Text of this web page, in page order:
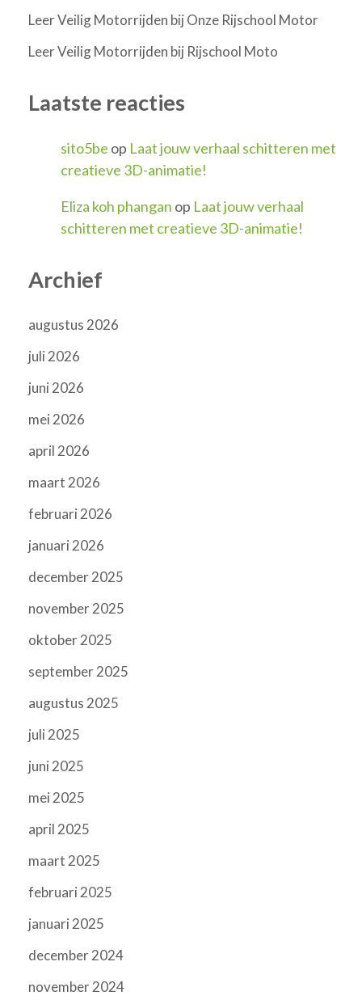
Leer Veilig Motorrijden bij Onze Rijschool Motor
Leer Veilig Motorrijden bij Rijschool Moto
Laatste reacties
sito5be op Laat jouw verhaal schitteren met
creatieve 3D-animatie!
Eliza koh phangan op Laat jouw verhaal
schitteren met creatieve 3D-animatie!
Archief
augustus 2026
juli 2026
juni 2026
mei 2026
april 2026
maart 2026
februari 2026
januari 2026
december 2025
november 2025
oktober 2025
september 2025
augustus 2025
juli 2025
juni 2025
mei 2025
april 2025
maart 2025
februari 2025
januari 2025
december 2024
november 2024